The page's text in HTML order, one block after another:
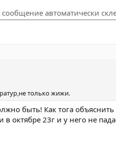
сообщение автоматически
только жижи.
быть! Как тога
октябре 23г и у него не